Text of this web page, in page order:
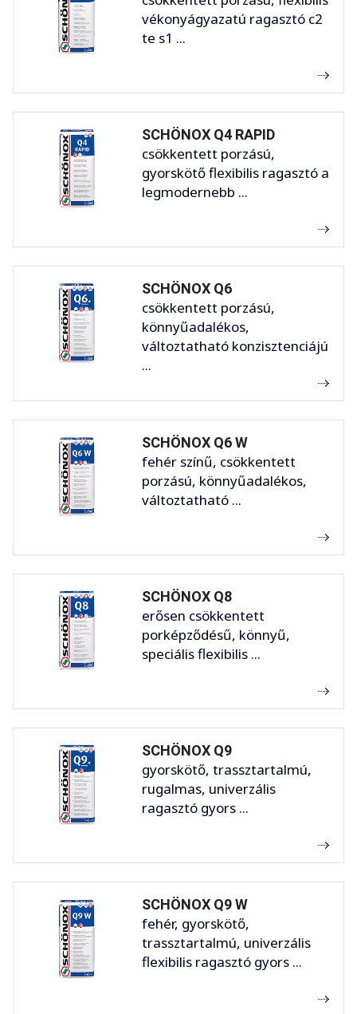
vékonyágyazatú ragasztó c2
te s1 ...
SCHÖNOX Q4 RAPID
csökkentett porzású,
gyorskötő flexibilis ragasztó a
legmodernebb ...
SCHÖNOX Q6
csökkentett porzású,
könnyűadalékos,
változtatható konzisztenciájú
...
SCHÖNOX Q6 W
fehér színű, csökkentett
porzású, könnyűadalékos,
változtatható ...
SCHÖNOX Q8
erősen csökkentett
porképződésű, könnyű,
speciális flexibilis ...
SCHÖNOX Q9
gyorskötő, trassztartalmú,
rugalmas, univerzális
ragasztó gyors ...
SCHÖNOX Q9 W
fehér, gyorskötő,
trassztartalmú, univerzális
flexibilis ragasztó gyors ...